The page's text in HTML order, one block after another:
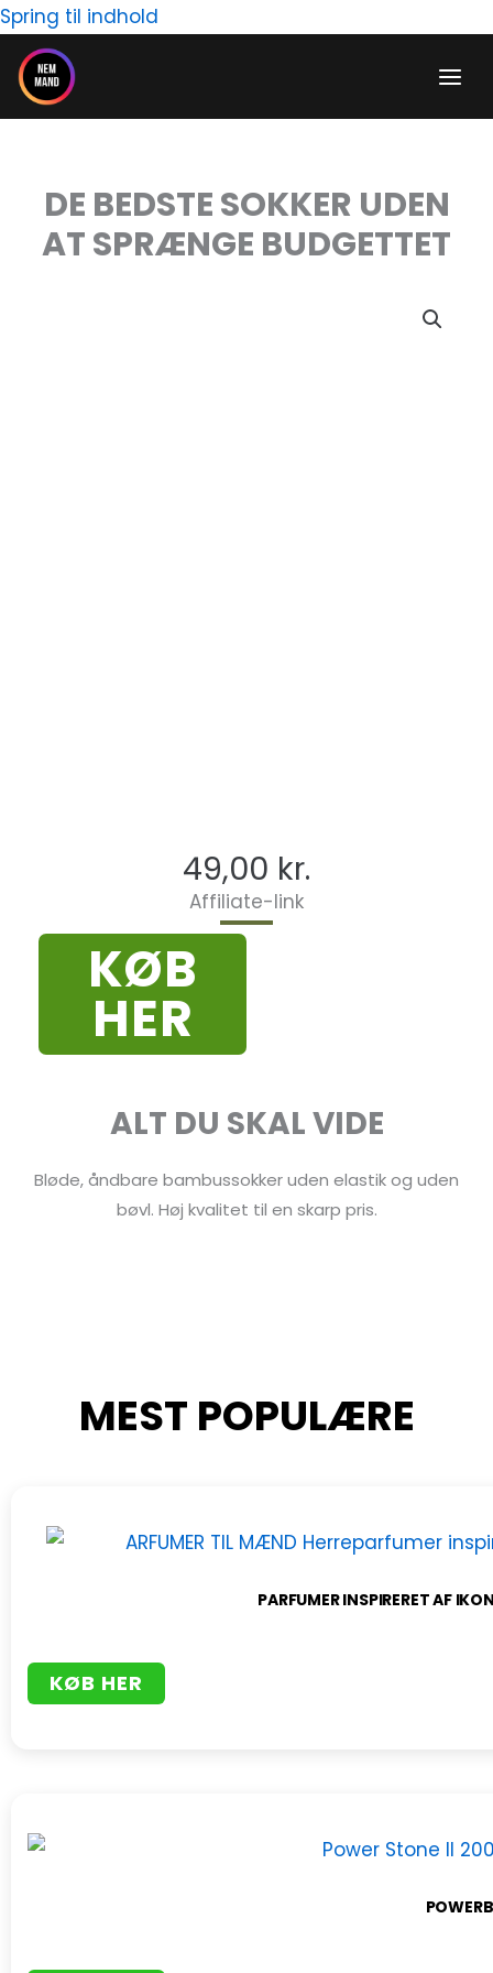
Spring til indhold
DE BEDSTE SOKKER UDEN
AT SPRÆNGE BUDGETTET
49,00 kr.
Affiliate-link
KØB
HER
ALT DU SKAL VIDE
Bløde, åndbare bambussokker uden elastik og uden
bøvl. Høj kvalitet til en skarp pris.
MEST POPULÆRE
PARFUMER INSPIRERET AF
KØB HER